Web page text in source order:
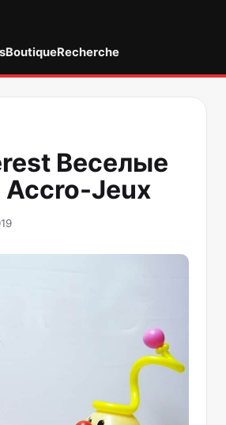
BoutiqueRecherche
Веселые
Accro-Jeux